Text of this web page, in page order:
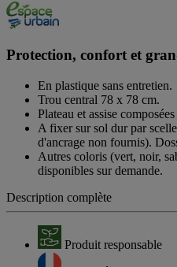
Protection, confort et
En plastique sans entretien.
Trou central 78 x 78 cm.
Plateau et assise
A fixer sur sol dur par
d'ancrage non fournis).
Autres coloris (vert, noir,
disponibles sur demande.
Description complète
Produit responsable